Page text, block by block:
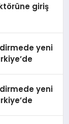
giriş
yeni
yeni